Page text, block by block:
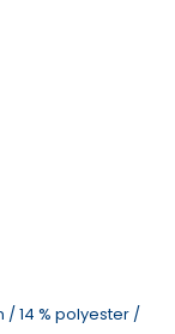
/ 14 % polyester /